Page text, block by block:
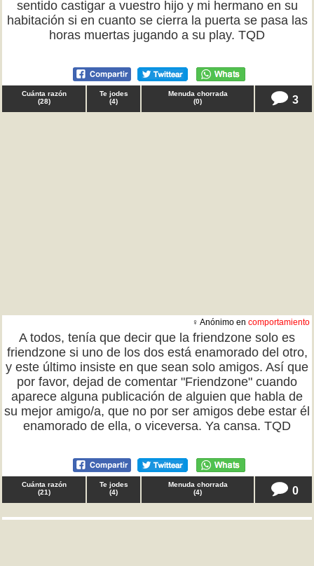
sentido castigar a vuestro hijo y mi hermano en su
habitación si en cuanto se cierra la puerta se pasa las
horas muertas jugando a su play. TQD
Cuánta razón
(28)
Te jodes
(4)
Menuda chorrada
(0) 3
♀ Anónimo en comportamiento
A todos, tenía que decir que la friendzone solo es
friendzone si uno de los dos está enamorado del otro,
y este último insiste en que sean solo amigos. Así que
por favor, dejad de comentar "Friendzone" cuando
aparece alguna publicación de alguien que habla de
su mejor amigo/a, que no por ser amigos debe estar él
enamorado de ella, o viceversa. Ya cansa. TQD
Cuánta razón
(21)
Te jodes
(4)
Menuda chorrada
(4) 0